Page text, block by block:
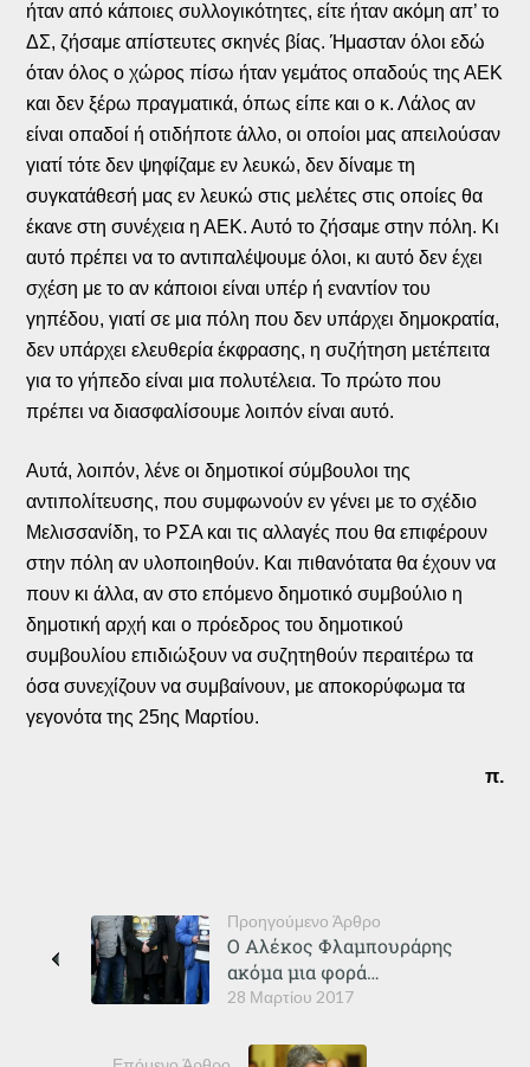
ήταν από κάποιες συλλογικότητες, είτε ήταν ακόμη απ’ το
ΔΣ, ζήσαμε απίστευτες σκηνές βίας. Ήμασταν όλοι εδώ
όταν όλος ο χώρος πίσω ήταν γεμάτος οπαδούς της ΑΕΚ
και δεν ξέρω πραγματικά, όπως είπε και ο κ. Λάλος αν
είναι οπαδοί ή οτιδήποτε άλλο, οι οποίοι μας απειλούσαν
γιατί τότε δεν ψηφίζαμε εν λευκώ, δεν δίναμε τη
συγκατάθεσή μας εν λευκώ στις μελέτες στις οποίες θα
έκανε στη συνέχεια η ΑΕΚ. Αυτό το ζήσαμε στην πόλη. Κι
αυτό πρέπει να το αντιπαλέψουμε όλοι, κι αυτό δεν έχει
σχέση με το αν κάποιοι είναι υπέρ ή εναντίον του
γηπέδου, γιατί σε μια πόλη που δεν υπάρχει δημοκρατία,
δεν υπάρχει ελευθερία έκφρασης, η συζήτηση μετέπειτα
για το γήπεδο είναι μια πολυτέλεια. Το πρώτο που
πρέπει να διασφαλίσουμε λοιπόν είναι αυτό.
Αυτά, λοιπόν, λένε οι δημοτικοί σύμβουλοι της
αντιπολίτευσης, που συμφωνούν εν γένει με το σχέδιο
Μελισσανίδη, το ΡΣΑ και τις αλλαγές που θα επιφέρουν
στην πόλη αν υλοποιηθούν. Και πιθανότατα θα έχουν να
πουν κι άλλα, αν στο επόμενο δημοτικό συμβούλιο η
δημοτική αρχή και ο πρόεδρος του δημοτικού
συμβουλίου επιδιώξουν να συζητηθούν περαιτέρω τα
όσα συνεχίζουν να συμβαίνουν, με αποκορύφωμα τα
γεγονότα της 25ης Μαρτίου.
π.
Προηγούμενο Άρθρο
28 Μαρτίου 2017
Ο Αλέκος Φλαμπουράρης
ακόμα μια φορά…